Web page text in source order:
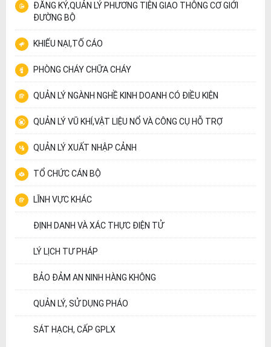
ĐĂNG KÝ,QUẢN LÝ PHƯƠNG TIỆN GIAO THÔNG CƠ GIỚI
ĐƯỜNG BỘ
KHIẾU NẠI,TỐ CÁO
PHÒNG CHÁY CHỮA CHÁY
QUẢN LÝ NGÀNH NGHỀ KINH DOANH CÓ ĐIỀU KIỆN
QUẢN LÝ VŨ KHÍ,VẬT LIỆU NỔ VÀ CÔNG CỤ HỖ TRỢ
QUẢN LÝ XUẤT NHẬP CẢNH
TỔ CHỨC CÁN BỘ
LĨNH VỰC KHÁC
ĐỊNH DANH VÀ XÁC THỰC ĐIỆN TỬ
LÝ LỊCH TƯ PHÁP
BẢO ĐẢM AN NINH HÀNG KHÔNG
QUẢN LÝ, SỬ DỤNG PHÁO
SÁT HẠCH, CẤP GPLX